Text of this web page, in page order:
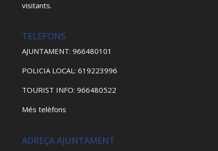
visitants.
TELÈFONS
AJUNTAMENT: 966480101
POLICIA LOCAL: 619223996
TOURIST INFO: 966480522
Més telèfons
ADREÇA AJUNTAMENT